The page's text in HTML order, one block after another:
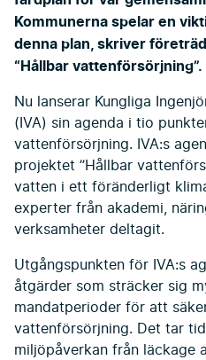
Kommunerna spelar en
denna plan, skriver
“Hållbar vattenförsörjning”.
Nu lanserar Kungliga
(IVA) sin agenda i tio
vattenförsörjning. IVA:s
projektet ”Hållbar
vatten i ett föränderligt
experter från akademi,
verksamheter deltagit.
Utgångspunkten för IVA:s
åtgärder som sträcker sig
mandatperioder för att
vattenförsörjning. Det tar
miljöpåverkan från läckage